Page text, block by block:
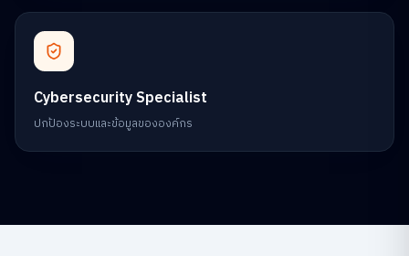
Cybersecurity Specialist
ปกป้องระบบและข้อมูลขององค์กร